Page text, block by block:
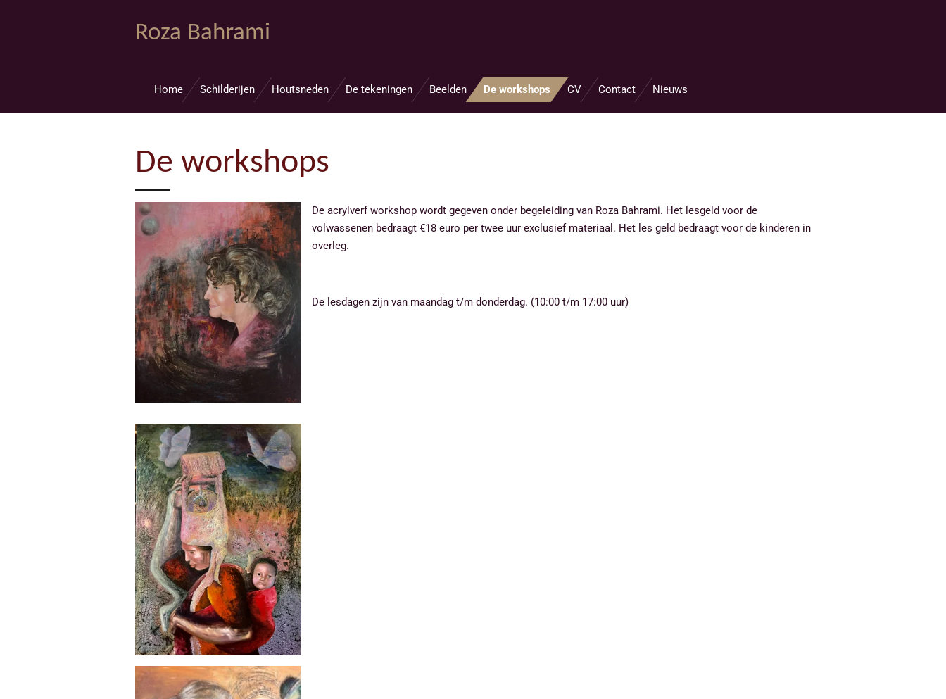
Roza Bahrami
Home Schilderijen Houtsneden De tekeningen Beelden De workshops CV Contact Nieuws
De workshops
De acrylverf workshop wordt gegeven onder begeleiding van Roza Bahrami. Het lesgeld voor de
volwassenen bedraagt €18 euro per twee uur exclusief materiaal. Het les geld bedraagt voor de kinderen in
overleg.
De lesdagen zijn van maandag t/m donderdag. (10:00 t/m 17:00 uur)